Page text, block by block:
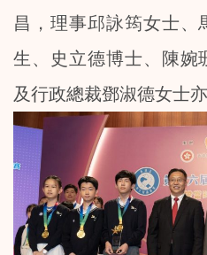
昌，理事邱詠筠女士、
生、史立德博士、陳婉
及行政總裁鄧淑德女士亦